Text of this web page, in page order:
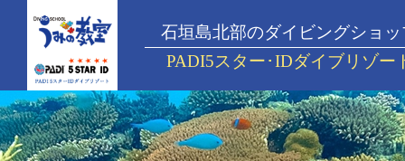
石垣島北部のダイビングショッ
PADI5スター･IDダイブリゾー